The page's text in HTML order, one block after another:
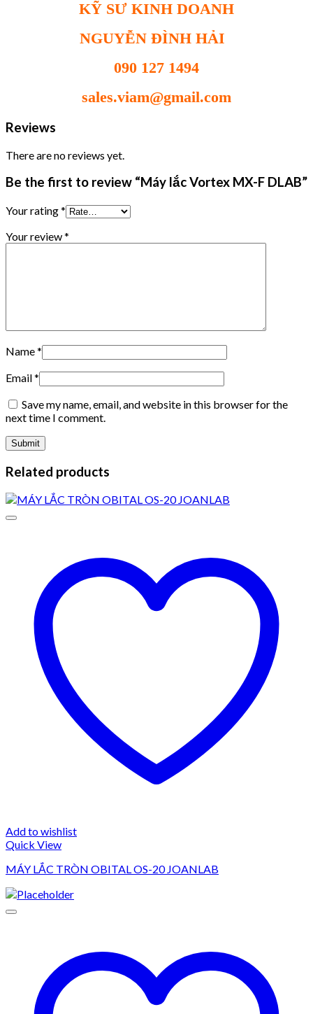
KỸ SƯ KINH DOANH
NGUYỄN ĐÌNH HẢI
090 127 1494
sales.viam@gmail.com
Reviews
There are no reviews yet.
Be the first to review “Máy lắc Vortex MX-F DLAB”
Your rating*
Your review*
Name*
Email*
Save my name, email, and website in this browser for the
next time I comment.
Related products
Add to wishlist
Quick View
MÁY LẮC TRÒN OBITAL OS-20 JOANLAB